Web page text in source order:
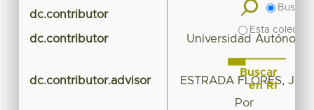
dc.contributor
dc.contributor
Universidad
dc.contributor.advisor ESTRADA FLORES,
Buscar
Esta
Buscar
en RI
Por